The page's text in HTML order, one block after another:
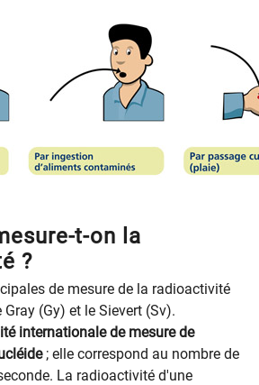
t-on la
?
de mesure de la radioactivité
Gray (Gy) et le Sievert (Sv).
internationale de mesure de
; elle correspond au nombre de
La radioactivité d'une